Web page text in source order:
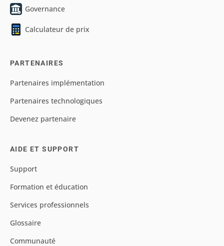
Governance
Calculateur de prix
PARTENAIRES
Partenaires implémentation
Partenaires technologiques
Devenez partenaire
AIDE ET SUPPORT
Support
Formation et éducation
Services professionnels
Glossaire
Communauté